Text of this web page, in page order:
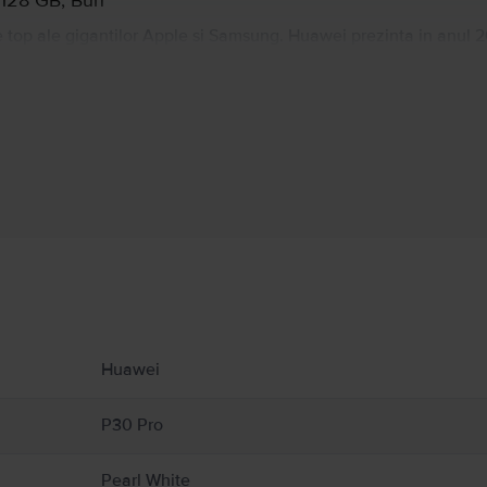
Huawei
P30 Pro
Pearl White